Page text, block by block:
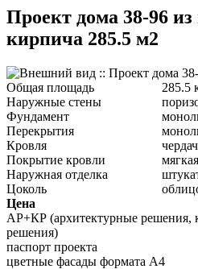
Проект дома 38-96 из
кирпича 285.5 м2
Общая площадь
285.5
Наружные стены
Фундамент
Перекрытия
Кровля
Покрытие кровли
Наружная отделка
Цоколь
Цена
АР+КР (архитектурные решения,
решения)
паспорт проекта
цветные фасады формата А4